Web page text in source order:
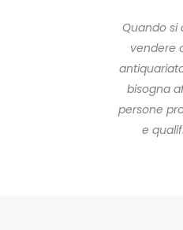
Quando si
vendere
bisogna
persone
e